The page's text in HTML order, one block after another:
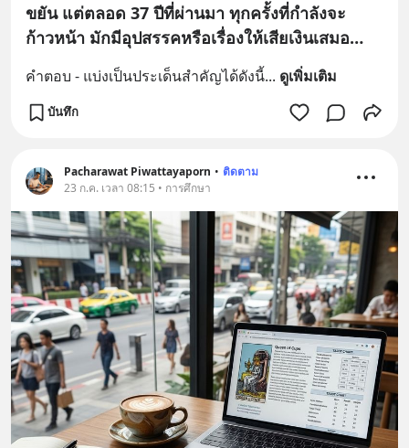
ขยัน แต่ตลอด 37 ปีที่ผ่านมา ทุกครั้งที่กำลังจะ
ก้าวหน้า มักมีอุปสรรคหรือเรื่องให้เสียเงินเสมอ
อยากทราบว่าสาเหตุคืออะไรครับ?"
คำตอบ - แบ่งเป็นประเด็นสำคัญได้ดังนี้... ดูเพิ่มเติม
บันทึก
Pacharawat Piwattayaporn • ติดตาม
23 ก.ค. เวลา 08:15 • การศึกษา